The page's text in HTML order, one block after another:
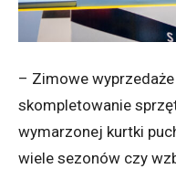
– Zimowe
skompletowanie
wymarzonej kurtki
wiele sezonów czy